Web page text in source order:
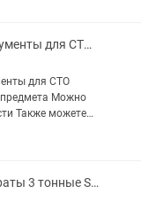
90%
Продаются интсрументы для СТО proforce и force
для СТО
Можно
инструменты,
Продаются домкраты 3 тонные SILLAN низкопрофильный 2 штуки